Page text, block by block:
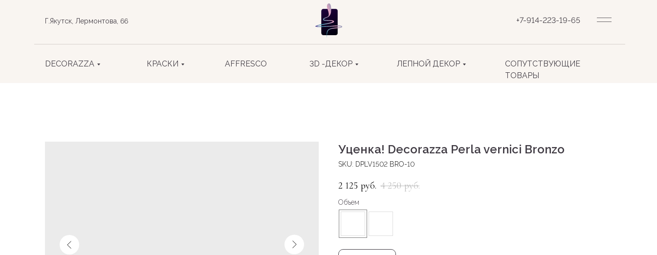
+7-914-223-19-65
КРАСКИ
Г.Якутск, Лермонтова, 66
DECORAZZA AFFRESCO 3D -ДЕКОР ЛЕПНОЙ ДЕКОР
СОПУТСТВУЮЩИЕ
ТОВАРЫ
Уценка! Decorazza Perla vernici Bronzo
SKU: DPLV1502 BRO-10
2 125 руб. 4 250 руб.
Объем